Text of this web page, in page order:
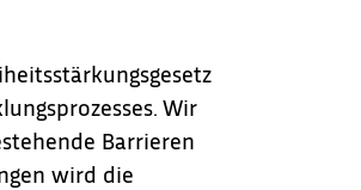
Wir
Barrieren
wird die